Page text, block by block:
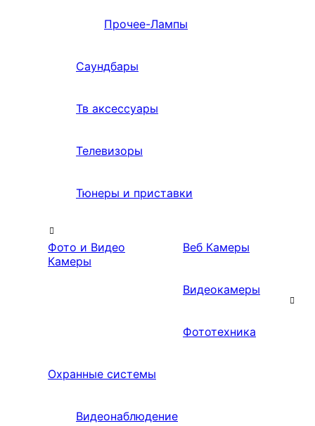
Прочее-Лампы
Саундбары
Тв аксессуары
Телевизоры
Тюнеры и приставки
Фото и Видео
Камеры
Веб Камеры
Видеокамеры
Фототехника
Охранные системы
Видеонаблюдение